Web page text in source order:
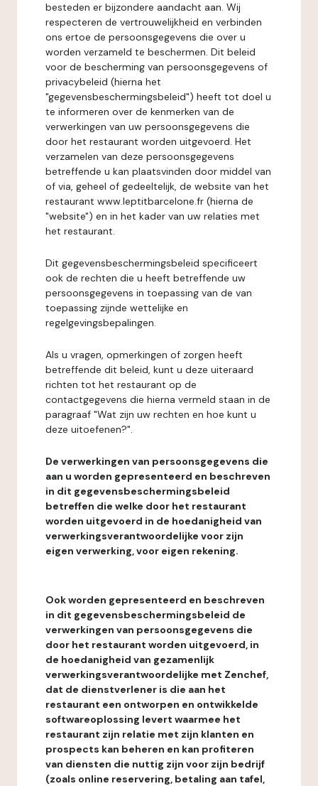
besteden er bijzondere aandacht aan. Wij
respecteren de vertrouwelijkheid en verbinden
ons ertoe de persoonsgegevens die over u
worden verzameld te beschermen. Dit beleid
voor de bescherming van persoonsgegevens of
privacybeleid (hierna het
"gegevensbeschermingsbeleid") heeft tot doel u
te informeren over de kenmerken van de
verwerkingen van uw persoonsgegevens die
door het restaurant worden uitgevoerd. Het
verzamelen van deze persoonsgegevens
betreffende u kan plaatsvinden door middel van
of via, geheel of gedeeltelijk, de website van het
restaurant www.leptitbarcelone.fr (hierna de
"website") en in het kader van uw relaties met
het restaurant.
Dit gegevensbeschermingsbeleid specificeert
ook de rechten die u heeft betreffende uw
persoonsgegevens in toepassing van de van
toepassing zijnde wettelijke en
regelgevingsbepalingen.
Als u vragen, opmerkingen of zorgen heeft
betreffende dit beleid, kunt u deze uiteraard
richten tot het restaurant op de
contactgegevens die hierna vermeld staan in de
paragraaf "Wat zijn uw rechten en hoe kunt u
deze uitoefenen?".
De verwerkingen van persoonsgegevens die
aan u worden gepresenteerd en beschreven
in dit gegevensbeschermingsbeleid
betreffen die welke door het restaurant
worden uitgevoerd in de hoedanigheid van
verwerkingsverantwoordelijke voor zijn
eigen verwerking, voor eigen rekening.
Ook worden gepresenteerd en beschreven
in dit gegevensbeschermingsbeleid de
verwerkingen van persoonsgegevens die
door het restaurant worden uitgevoerd, in
de hoedanigheid van gezamenlijk
verwerkingsverantwoordelijke met Zenchef,
dat de dienstverlener is die aan het
restaurant een ontworpen en ontwikkelde
softwareoplossing levert waarmee het
restaurant zijn relatie met zijn klanten en
prospects kan beheren en kan profiteren
van diensten die nuttig zijn voor zijn bedrijf
(zoals online reservering, betaling aan tafel,